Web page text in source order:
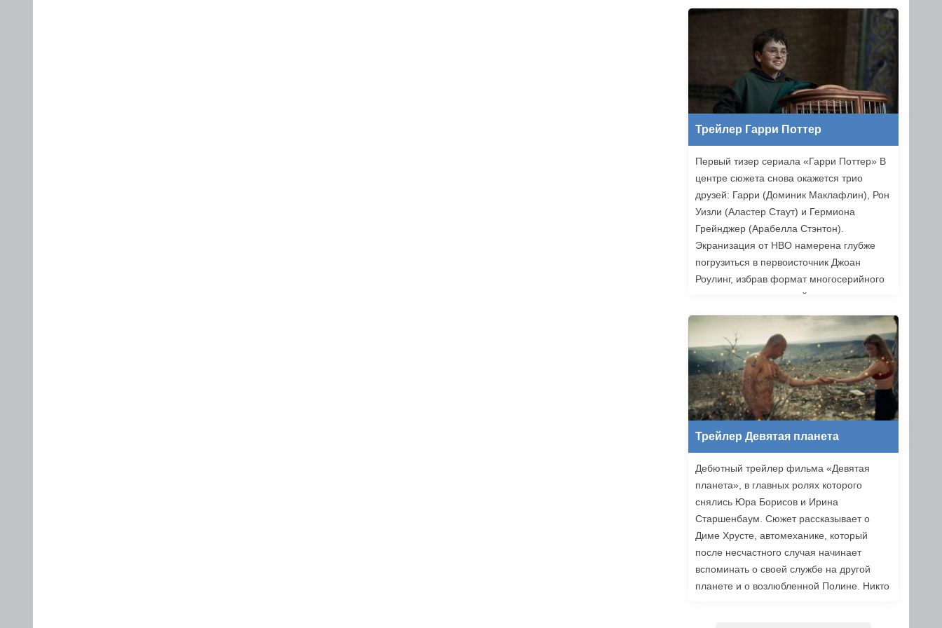
«Хоттабыч» выйдет в прокат 1 января
Трейлер Гарри Поттер
Первый тизер сериала «Гарри Поттер» В
центре сюжета снова окажется трио
друзей: Гарри (Доминик Маклафлин), Рон
Уизли (Аластер Стаут) и Гермиона
Грейнджер (Арабелла Стэнтон).
Экранизация от HBO намерена глубже
погрузиться в первоисточник Джоан
Роулинг, избрав формат многосерийного
повествования, который позволяет лучше
Трейлер Девятая планета
Дебютный трейлер фильма «Девятая
планета», в главных ролях которого
снялись Юра Борисов и Ирина
Старшенбаум. Сюжет рассказывает о
Диме Хрусте, автомеханике, который
после несчастного случая начинает
вспоминать о своей службе на другой
планете и о возлюбленной Полине. Никто